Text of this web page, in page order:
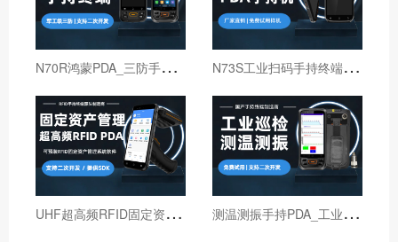
N
70R鸿蒙PDA_三防手持PDA终端_国产鸿蒙手持终端 N
73S工业扫码手持终端｜6寸仓库出入库PDA扫码枪
U
HF超高频RFID固定资产管理手持终端机 测
温测振手持PDA_工业巡检手持终端机_红外线测温PDA